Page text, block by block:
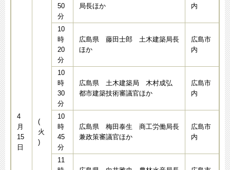
4
月
15
日
(
火
)
50
分
局長ほか
内
10
時
20
分
広島県 藤田士郎 土木建築局長
ほか
広島市
内
10
時
30
分
広島県 土木建築局 木村成弘
都市建築技術審議官ほか
広島市
内
10
時
45
分
広島県 梅田泰生 商工労働局長
兼政策審議官ほか
広島市
内
11